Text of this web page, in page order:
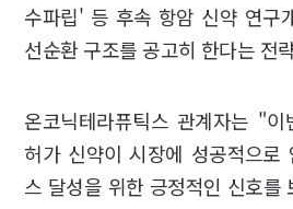
수파립' 등 후속 항암 신약 연구
선순환 구조를 공고히 한다는 전
온코닉테라퓨틱스 관계자는 "
허가 신약이 시장에 성공적으로
스 달성을 위한 긍정적인 신호를